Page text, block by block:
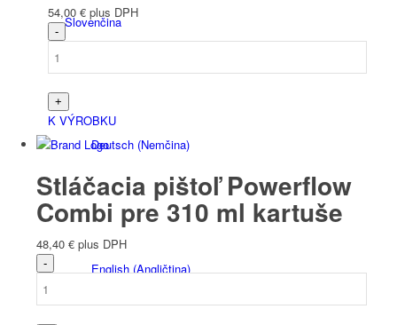
Slovenčina
Deutsch(Nemčina)
English(Angličtina)
54,00 € plus DPH
K VÝROBKU
Stláčacia pištoľ Powerflow
Combi pre 310 ml kartuše
48,40 € plus DPH